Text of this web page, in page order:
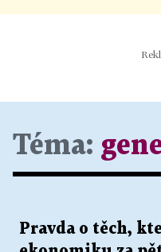
Téma:
Pravda o těch,